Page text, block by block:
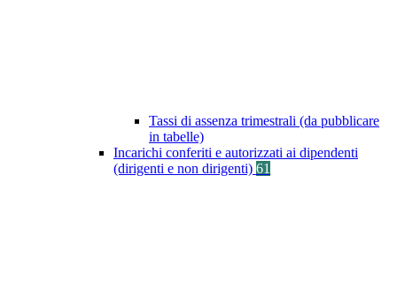
Tassi di assenza trimestrali (da pubblicare
in tabelle)
Incarichi conferiti e autorizzati ai dipendenti
(dirigenti e non dirigenti) 61